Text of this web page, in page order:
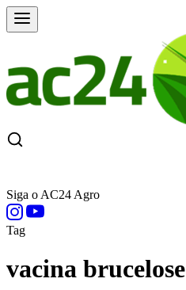
Siga o AC24 Agro
Tag
vacina brucelose